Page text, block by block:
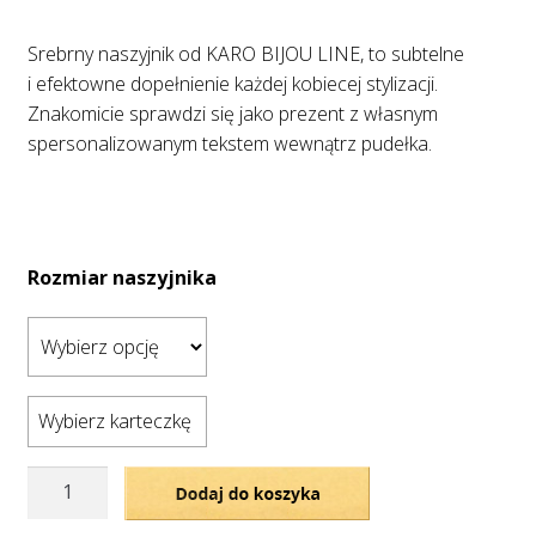
Srebrny naszyjnik od KARO BIJOU LINE, to subtelne
i efektowne dopełnienie każdej kobiecej stylizacji.
Znakomicie sprawdzi się jako prezent z własnym
spersonalizowanym tekstem wewnątrz pudełka.
Rozmiar naszyjnika
Wybierz karteczkę
ilość
Dodaj do koszyka